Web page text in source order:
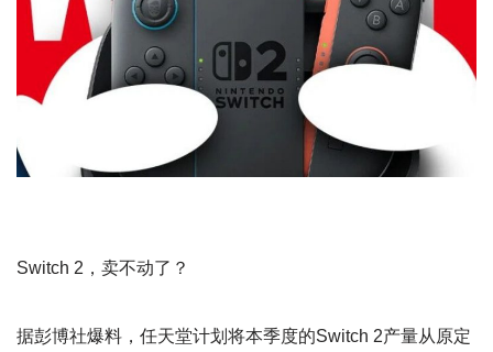
Switch 2，卖不动了？
据彭博社爆料，任天堂计划将本季度的Switch 2产量从原定